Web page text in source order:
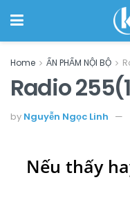
Home ẤN PHẨM NỘI BỘ
Radio
by Nguyễn Ngọc Linh
Nếu thấy